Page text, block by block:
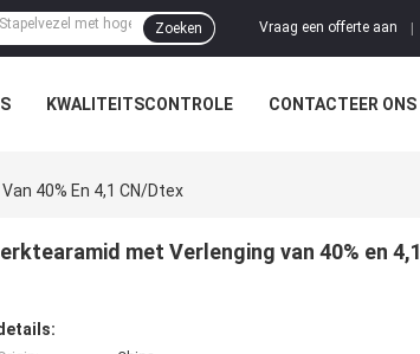
Vraag een offerte aan
Zoeken
KWALITEITSCONTROLE CONTACTEER ONS
40% En 4,1 CN/Dtex
met Verlenging van 40% en 4,1